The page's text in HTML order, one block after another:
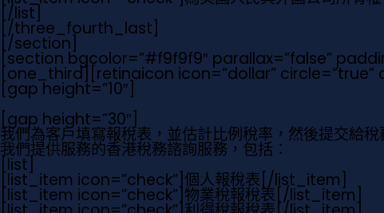
[/list]
[/three_fourth_last]
[/section]
[section bgcolor=”#f9f9f9″ parallax=”false”
[one_third][retinaicon icon=”dollar” circle=”true”
[gap height=”10″]
[gap height=”30″]
我們為客戶填寫報稅表，並估計比例稅率，然後提交給
我們提供服務的香港稅務諮詢服務，包括：
[list]
[list_item icon=”check”]個人報稅表[/list_item]
[list_item icon=”check”]物業稅報稅表[/list_item]